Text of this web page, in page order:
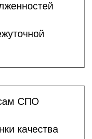
СПО
качества